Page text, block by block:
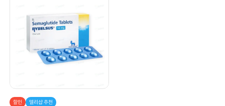
할인 델리샵 추천